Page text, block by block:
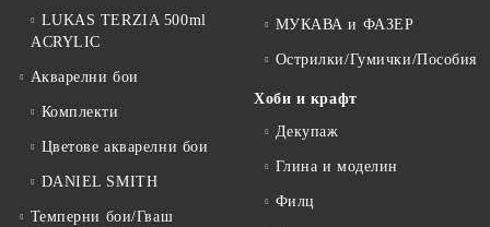
LUKAS TERZIA 500ml
ACRYLIC
Акварелни бои
Комплекти
Цветове акварелни бои
DANIEL SMITH
Темперни бои/Гваш
МУКАВА и ФАЗЕР
Острилки/Гумички/Пособия
Хоби и крафт
Декупаж
Глина и моделин
Филц